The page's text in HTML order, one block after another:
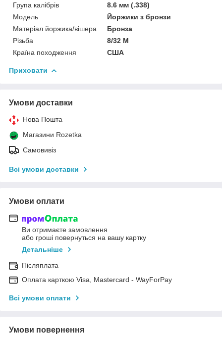
Група калібрів
8.6 мм (.338)
Мoдель
Йоржики з бронзи
Матеріал йоржика/вішера
Бронза
Різьба
8/32 M
Країна походження
США
Приховати
Умови доставки
Нова Пошта
Магазини Rozetka
Самовивіз
Всі умови доставки
Умови оплати
Ви отримаєте замовлення
або гроші повернуться на вашу картку
Детальніше
Післяплата
Оплата карткою Visa, Mastercard - WayForPay
Всі умови оплати
Умови повернення